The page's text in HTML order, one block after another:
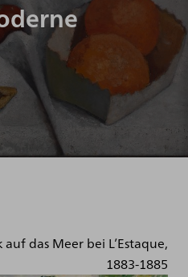
das Meer bei L’Estaque,
1883-1885